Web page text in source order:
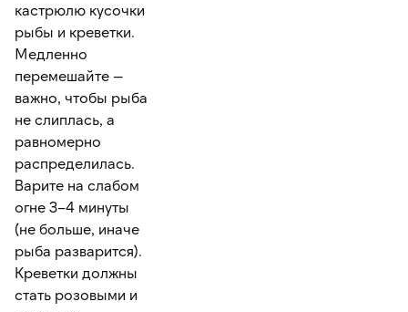
кастрюлю кусочки
рыбы и креветки.
Медленно
перемешайте —
важно, чтобы рыба
не слиплась, а
равномерно
распределилась.
Варите на слабом
огне 3–4 минуты
(не больше, иначе
рыба разварится).
Креветки должны
стать розовыми и